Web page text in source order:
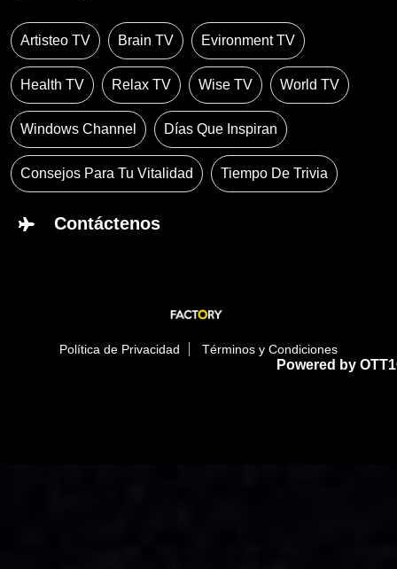
Artisteo TV Brain TV Evironment TV
Health TV Relax TV Wise TV World TV
Windows Channel Días Que Inspiran
Consejos Para Tu Vitalidad Tiempo De Trivia
Contáctenos
Política de Privacidad Términos y Condiciones
Powered by